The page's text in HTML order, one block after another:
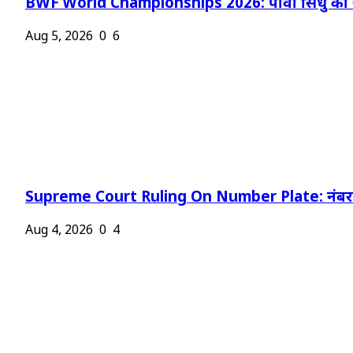
BWF World Championships 2026: पीवी सिंधु को
Aug 5, 2026 0 6
Supreme Court Ruling On Number Plate:
Aug 4, 2026 0 4